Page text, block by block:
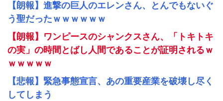
【朗報】進撃の巨人のエレンさん、とんでもないぐ
う聖だったｗｗｗｗｗｗ
【朗報】ワンピースのシャンクスさん、「トキトキ
の実」の時間とばし人間であることが証明されるｗ
ｗｗｗｗｗ
【悲報】緊急事態宣言、あの重要産業を破壊し尽く
してしまう